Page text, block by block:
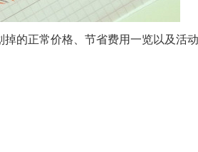
的正常价格、节省费用一览以及活